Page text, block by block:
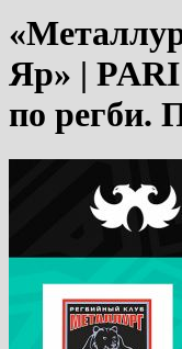
Яр» |
по регби.